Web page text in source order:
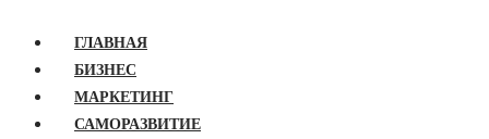
ГЛАВНАЯ
БИЗНЕС
МАРКЕТИНГ
САМОРАЗВИТИЕ